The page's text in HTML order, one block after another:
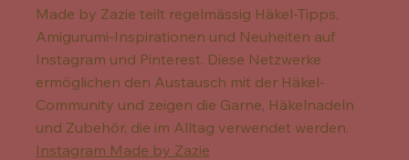
Made by Zazie teilt regelmässig Häkel-Tipps,
Amigurumi-Inspirationen und Neuheiten auf
Instagram und Pinterest. Diese Netzwerke
ermöglichen den Austausch mit der Häkel-
Community und zeigen die Garne, Häkelnadeln
und Zubehör, die im Alltag verwendet werden.
Instagram Made by Zazie